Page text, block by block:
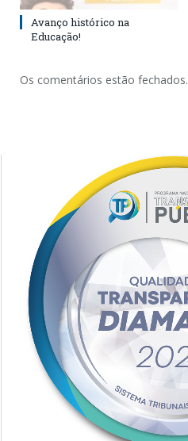
Avanço histórico na
Educação!
Os comentários estão fechados.